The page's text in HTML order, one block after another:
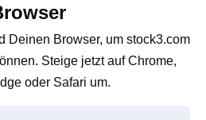
Deinen Browser, um stock3.com
Steige jetzt auf Chrome,
oder Safari um.